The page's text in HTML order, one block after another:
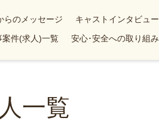
らのメッセージ
キャストインタビュー
案件(求人)一覧 安心･安全への取り組み
一覧